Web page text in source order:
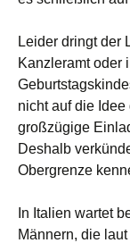
Leider dringt der
Kanzleramt oder
nicht auf die
großzügige
Deshalb
Obergrenze
In Italien wartet
Männern, die